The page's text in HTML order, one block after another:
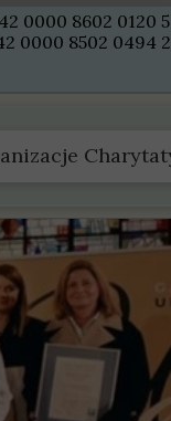
0000 8602 0120
0000 8502 0494